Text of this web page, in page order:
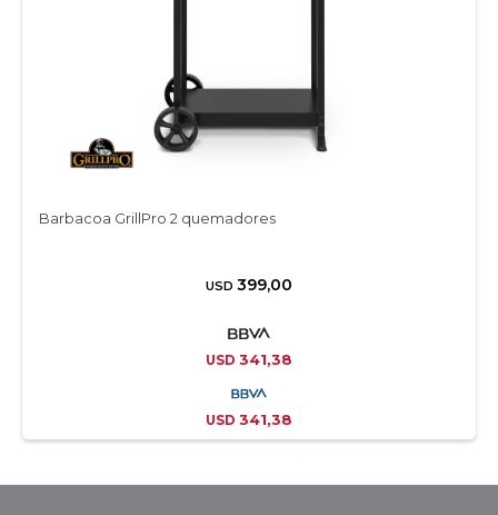
Barbacoa GrillPro 2 quemadores
USD 399,00
USD 341,38
USD 341,38